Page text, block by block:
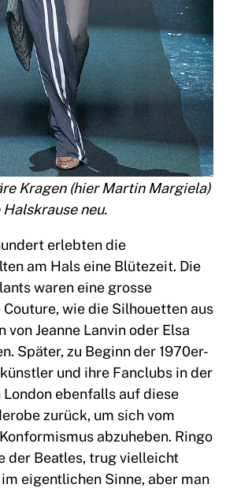
Kragen (hier Martin Margiela)
neu.
erlebten die
am Hals eine Blütezeit. Die
waren eine grosse
wie die Silhouetten aus
von Jeanne Lanvin oder Elsa
Später, zu Beginn der 1970er-
und ihre Fanclubs in der
ebenfalls auf diese
zurück, um sich vom
abzuheben. Ringo
der Beatles, trug vielleicht
eigentlichen Sinne, aber man